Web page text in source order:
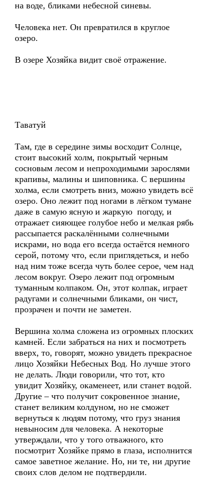
на воде, бликами небесной синевы.
Человека нет. Он превратился в круглое
озеро.
В озере Хозяйка видит своё отражение.
Таватуй
Там, где в середине зимы восходит Солнце,
стоит высокий холм, покрытый черным
сосновым лесом и непроходимыми зарослями
крапивы, малины и шиповника. С вершины
холма, если смотреть вниз, можно увидеть всё
озеро. Оно лежит под ногами в лёгком тумане
даже в самую ясную и жаркую погоду, и
отражает сияющее голубое небо и мелкая рябь
рассыпается раскалёнными солнечными
искрами, но вода его всегда остаётся немного
серой, потому что, если приглядеться, и небо
над ним тоже всегда чуть более серое, чем над
лесом вокруг. Озеро лежит под огромным
туманным колпаком. Он, этот колпак, играет
радугами и солнечными бликами, он чист,
прозрачен и почти не заметен.
Вершина холма сложена из огромных плоских
камней. Если забраться на них и посмотреть
вверх, то, говорят, можно увидеть прекрасное
лицо Хозяйки Небесных Вод. Но лучше этого
не делать. Люди говорили, что тот, кто
увидит Хозяйку, окаменеет, или станет водой.
Другие – что получит сокровенное знание,
станет великим колдуном, но не сможет
вернуться к людям потому, что груз знания
невыносим для человека. А некоторые
утверждали, что у того отважного, кто
посмотрит Хозяйке прямо в глаза, исполнится
самое заветное желание. Но, ни те, ни другие
своих слов делом не подтвердили.